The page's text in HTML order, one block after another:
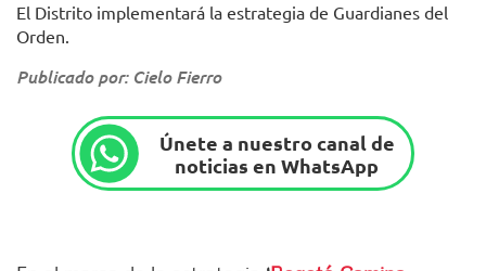
El Distrito implementará la estrategia de Guardianes del
Orden.
Publicado por: Cielo Fierro
Únete a nuestro canal de
noticias en WhatsApp